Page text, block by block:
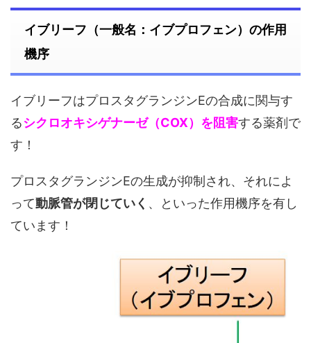
イブリーフ（一般名：イブプロフェン）の作用
機序
イブリーフはプロスタグランジンEの合成に関与す
るシクロオキシゲナーゼ（COX）を阻害する薬剤で
す！
プロスタグランジンEの生成が抑制され、それによ
って動脈管が閉じていく 、といった作用機序を有し
ています！